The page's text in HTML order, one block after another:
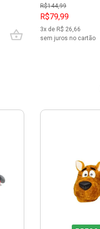
R$144,99
R$79,99
3x de R$ 26,66
sem juros no cartão